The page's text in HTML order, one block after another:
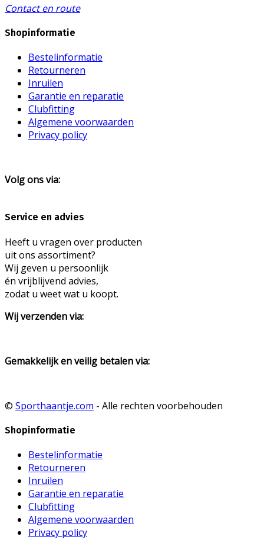
de
Contact en route
Shopinformatie
Bestelinformatie
Retourneren
Inruilen
Garantie en reparatie
Clubfitting
Algemene voorwaarden
Privacy policy
Volg ons via:
Service en advies
Heeft u vragen over producten
uit ons assortiment?
Wij geven u persoonlijk
én vrijblijvend advies,
zodat u weet wat u koopt.
Wij verzenden via:
Gemakkelijk en veilig betalen via:
© Sporthaantje.com - Alle rechten voorbehouden
Shopinformatie
Bestelinformatie
Retourneren
Inruilen
Garantie en reparatie
Clubfitting
Algemene voorwaarden
Privacy policy